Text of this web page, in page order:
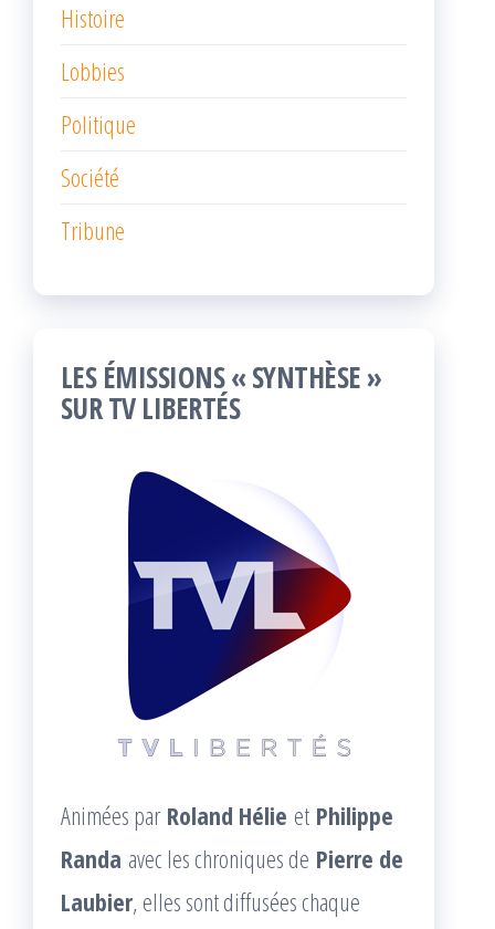
Histoire
Lobbies
Politique
Société
Tribune
LES ÉMISSIONS « SYNTHÈSE »
SUR TV LIBERTÉS
Animées par Roland Hélie et Philippe
Randa avec les chroniques de Pierre de
Laubier, elles sont diffusées chaque